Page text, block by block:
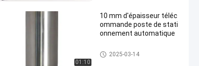
01:10
10 mm d'épaisseur téléc
ommande poste de stati
onnement automatique
Autres2025-03-14